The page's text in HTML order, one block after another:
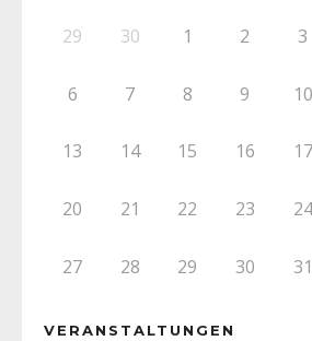
29 30 1 2 3
6 7 8 9 10
13 14 15 16 17
20 21 22 23 24
27 28 29 30 31
VERANSTALTUNGEN